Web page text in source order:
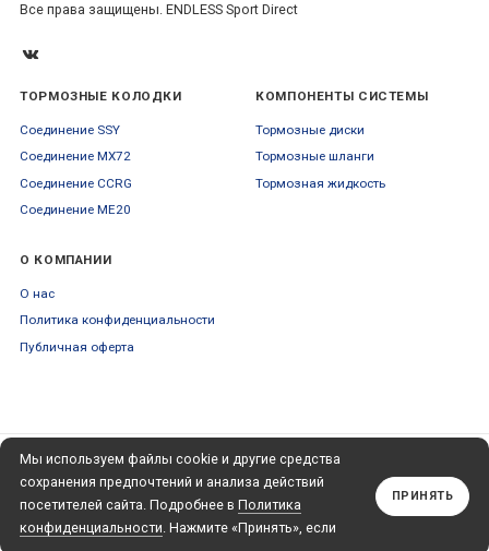
Мы используем файлы cookie и другие средства
сохранения предпочтений и анализа действий
посетителей сайта. Подробнее в Политика
конфиденциальности. Нажмите «Принять», если
ПРИНЯТЬ
Все права защищены. ENDLESS Sport Direct
ТОРМОЗНЫЕ КОЛОДКИ
Соединение SSY
Соединение MX72
Соединение CCRG
Соединение ME20
КОМПОНЕНТЫ СИСТЕМЫ
Тормозные диски
Тормозные шланги
Тормозная жидкость
О КОМПАНИИ
О нас
Политика конфиденциальности
Публичная оферта
ПОДПИСЫВАЙТЕСЬ
НА НАШУ РАССЫЛКУ
Подписаться
+79653554445
Обратный звонок